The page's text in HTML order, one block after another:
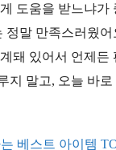
도움을 받느냐가
정말 만족스러웠어
돼 있어서 언제든
지 말고, 오늘 바
베스트 아이템